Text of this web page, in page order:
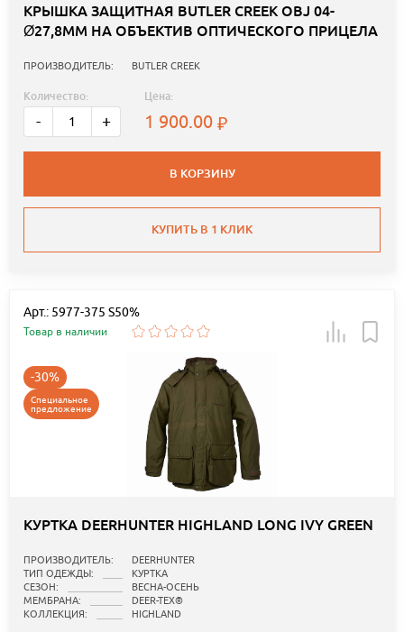
КРЫШКА ЗАЩИТНАЯ BUTLER CREEK OBJ 04-
Ø27,8ММ НА ОБЪЕКТИВ ОПТИЧЕСКОГО ПРИЦЕЛА
ПРОИЗВОДИТЕЛЬ: BUTLER CREEK
Количество:
- +
Цена:
1 900.00
В КОРЗИНУ
КУПИТЬ В 1 КЛИК
Арт.: 5977-375 S50%
Товар в наличии
-30%
Специальное
предложение
КУРТКА DEERHUNTER HIGHLAND LONG IVY GREEN
ПРОИЗВОДИТЕЛЬ:
DEERHUNTER
ТИП ОДЕЖДЫ:
КУРТКА
СЕЗОН:
ВЕСНА-ОСЕНЬ
МЕМБРАНА:
DEER-TEX®
КОЛЛЕКЦИЯ:
HIGHLAND